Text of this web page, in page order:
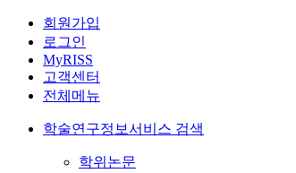
회원가입
로그인
MyRISS
고객센터
전체메뉴
학술연구정보서비스 검색
학위논문